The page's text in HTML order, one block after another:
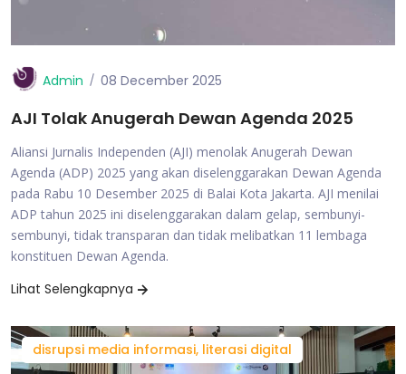
Admin 08 December 2025
AJI Tolak Anugerah Dewan Agenda 2025
Aliansi Jurnalis Independen (AJI) menolak Anugerah Dewan
Agenda (ADP) 2025 yang akan diselenggarakan Dewan Agenda
pada Rabu 10 Desember 2025 di Balai Kota Jakarta. AJI menilai
ADP tahun 2025 ini diselenggarakan dalam gelap, sembunyi-
sembunyi, tidak transparan dan tidak melibatkan 11 lembaga
konstituen Dewan Agenda.
Lihat Selengkapnya
disrupsi media informasi, literasi digital